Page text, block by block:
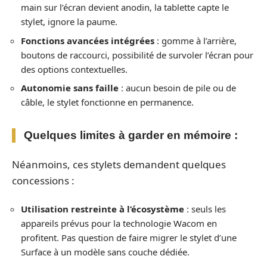
main sur l’écran devient anodin, la tablette capte le
stylet, ignore la paume.
Fonctions avancées intégrées : gomme à l’arrière,
boutons de raccourci, possibilité de survoler l’écran pour
des options contextuelles.
Autonomie sans faille : aucun besoin de pile ou de
câble, le stylet fonctionne en permanence.
Quelques limites à garder en mémoire :
Néanmoins, ces stylets demandent quelques
concessions :
Utilisation restreinte à l’écosystème : seuls les
appareils prévus pour la technologie Wacom en
profitent. Pas question de faire migrer le stylet d’une
Surface à un modèle sans couche dédiée.